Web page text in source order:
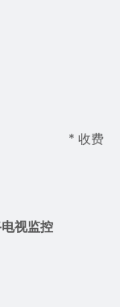
* 收费
视监控